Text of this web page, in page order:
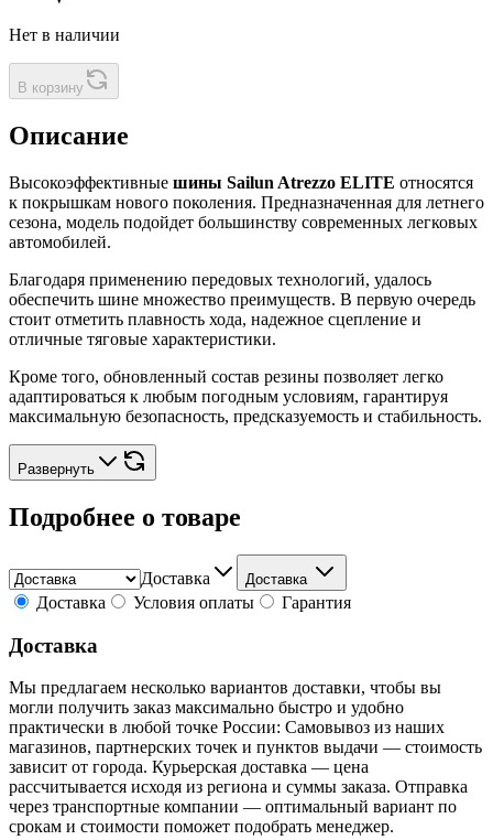
Нет в наличии
В корзину
Описание
Высокоэффективные шины Sailun Atrezzo ELITE относятся
к покрышкам нового поколения. Предназначенная для летнего
сезона, модель подойдет большинству современных легковых
автомобилей.
Благодаря применению передовых технологий, удалось
обеспечить шине множество преимуществ. В первую очередь
стоит отметить плавность хода, надежное сцепление и
отличные тяговые характеристики.
Кроме того, обновленный состав резины позволяет легко
адаптироваться к любым погодным условиям, гарантируя
максимальную безопасность, предсказуемость и стабильность.
Развернуть
Подробнее о товаре
Доставка Доставка
Доставка Условия оплаты Гарантия
Доставка
Мы предлагаем несколько вариантов доставки, чтобы вы
могли получить заказ максимально быстро и удобно
практически в любой точке России: Самовывоз из наших
магазинов, партнерских точек и пунктов выдачи — стоимость
зависит от города. Курьерская доставка — цена
рассчитывается исходя из региона и суммы заказа. Отправка
через транспортные компании — оптимальный вариант по
срокам и стоимости поможет подобрать менеджер.